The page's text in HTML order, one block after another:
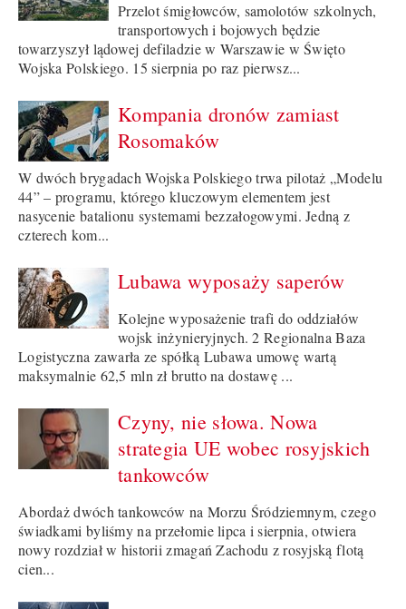
Przelot śmigłowców, samolotów szkolnych,
transportowych i bojowych będzie
towarzyszył lądowej defiladzie w Warszawie w Święto
Wojska Polskiego. 15 sierpnia po raz pierwsz...
Kompania dronów zamiast
Rosomaków
W dwóch brygadach Wojska Polskiego trwa pilotaż „Modelu
44” – programu, którego kluczowym elementem jest
nasycenie batalionu systemami bezzałogowymi. Jedną z
czterech kom...
Lubawa wyposaży saperów
Kolejne wyposażenie trafi do oddziałów
wojsk inżynieryjnych. 2 Regionalna Baza
Logistyczna zawarła ze spółką Lubawa umowę wartą
maksymalnie 62,5 mln zł brutto na dostawę ...
Czyny, nie słowa. Nowa
strategia UE wobec rosyjskich
tankowców
Abordaż dwóch tankowców na Morzu Śródziemnym, czego
świadkami byliśmy na przełomie lipca i sierpnia, otwiera
nowy rozdział w historii zmagań Zachodu z rosyjską flotą
cien...